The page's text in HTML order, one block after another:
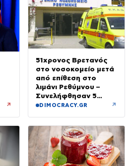
↗
51χρονος Βρετανός
στο νοσοκομείο μετά
από επίθεση στο
λιμάνι Ρεθύμνου –
Συνελήφθησαν 5
άτομα
DIMOCRACY.GR ↗